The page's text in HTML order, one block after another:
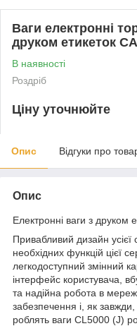
Ваги електронні
друком етикеток
В наявності
Роздріб
Ціну уточнюйте
Опис Відгуки про
Опис
Електронні ваги з друком
Привабливий дизайн усієї
необхідних функцій цієї
легкодоступний змінний
інтерфейс користувача,
та надійна робота в
забезпечення і, як
роблять ваги CL5000 (J)